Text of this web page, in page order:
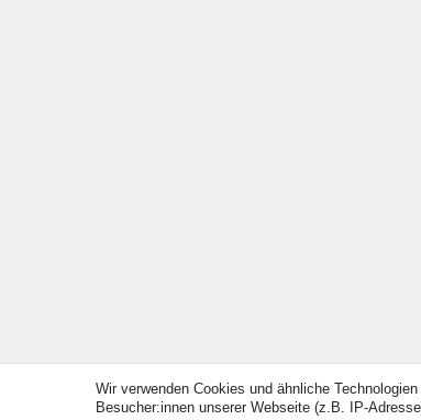
Wir verwenden Cookies und ähnliche
Besucher:innen unserer Webseite (z.B. IP-